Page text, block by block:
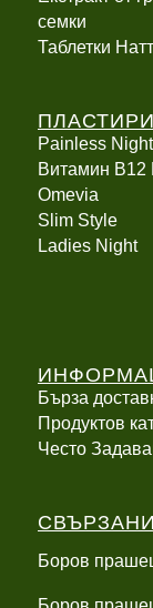
семки
Таблетки
ПЛАСТИРИ
Painless
Витамин B12
Оmevia
Slim Style
Ladies Night
Бърза
Продуктов
Често
Боров